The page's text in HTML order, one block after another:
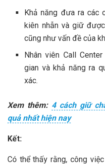
Khả năng đưa ra các
kiên nhẫn và giữ
cũng như vấn đề của
Nhân viên Call
gian và khả năng ra
xác.
Xem thêm: 4 cách giữ
quả nhất hiện nay
Kết:
Có thể thấy rằng, công